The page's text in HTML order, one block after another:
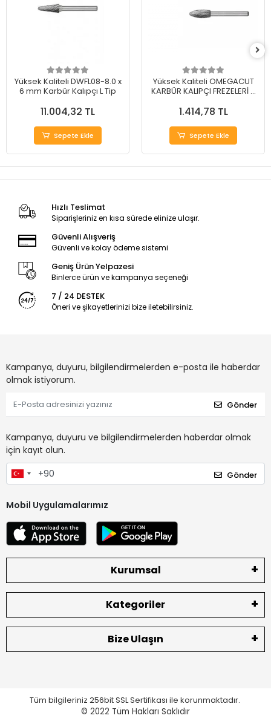
Yüksek Kaliteli DWFL08-8.0 x
6 mm Karbür Kalıpçı L Tip
11.004,32 TL
Sepete Ekle
Yüksek Kaliteli OMEGACUT
KARBÜR KALIPÇI FREZELERİ H
1.414,78 TL
Sepete Ekle
Hızlı Teslimat
Siparişleriniz en kısa sürede elinize ulaşır.
Güvenli Alışveriş
Güvenli ve kolay ödeme sistemi
Geniş Ürün Yelpazesi
Binlerce ürün ve kampanya seçeneği
7 / 24 DESTEK
Öneri ve şikayetlerinizi bize iletebilirsiniz.
Kampanya, duyuru, bilgilendirmelerden e-posta ile haberdar
olmak istiyorum.
Gönder
Kampanya, duyuru ve bilgilendirmelerden haberdar olmak
için kayıt olun.
Gönder
Mobil Uygulamalarımız
Kurumsal
Kategoriler
Bize Ulaşın
Tüm bilgileriniz 256bit SSL Sertifikası ile korunmaktadır.
© 2022 Tüm Hakları Saklıdır